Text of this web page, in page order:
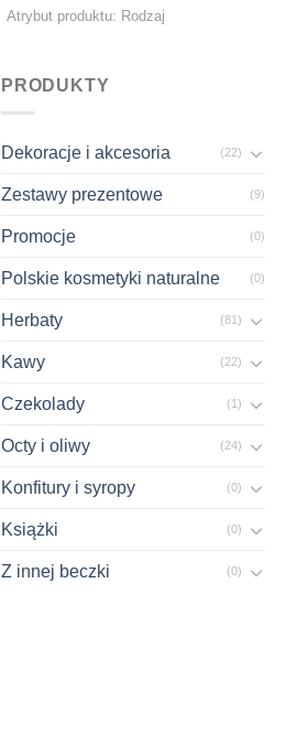
PRODUKTY
Dekoracje i akcesoria (22)
Zestawy prezentowe (9)
Promocje (0)
Polskie kosmetyki naturalne (0)
Herbaty (81)
Kawy (22)
Czekolady (1)
Octy i oliwy (24)
Konfitury i syropy (0)
Książki (0)
Z innej beczki (0)